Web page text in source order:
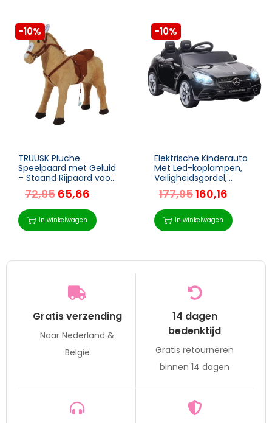
-10%
TRUUSK Pluche
Speelpaard met Geluid
– Staand Rijpaard voor
Kinderen – Beige – 85 x
28 x 60 cm
72,95 65,66
In winkelwagen
-10%
Elektrische Kinderauto
Met Led-koplampen,
Veiligheidsgordel,
Claxon, Muziek, 3-5
Km/u, Zwart, 107 X 62,5
X 44 Cm 1
177,95160,16
In winkelwagen
Gratis verzending
Naar Nederland &
België
14 dagen
bedenktijd
Gratis retourneren
binnen 14 dagen